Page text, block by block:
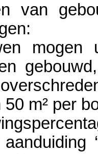
van
mogen
50 m²per